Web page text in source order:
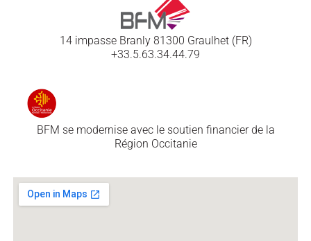
14 impasse Branly 81300 Graulhet (FR)
+33.5.63.34.44.79
BFM se modernise avec le soutien financier de la
Région Occitanie